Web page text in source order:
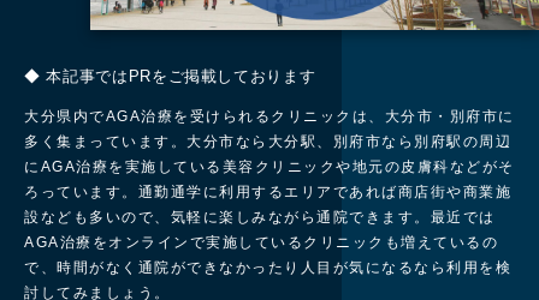
◆ 本記事ではPRをご掲載しております
大分県内でAGA治療を受けられるクリニックは、大分市・別府市に
多く集まっています。大分市なら大分駅、別府市なら別府駅の周辺
にAGA治療を実施している美容クリニックや地元の皮膚科などがそ
ろっています。通勤通学に利用するエリアであれば商店街や商業施
設なども多いので、気軽に楽しみながら通院できます。最近では
AGA治療をオンラインで実施しているクリニックも増えているの
で、時間がなく通院ができなかったり人目が気になるなら利用を検
討してみましょう。